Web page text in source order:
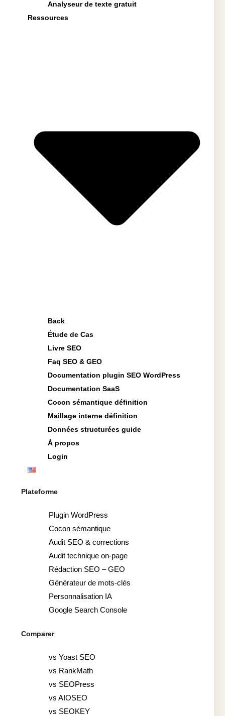
Analyseur de texte gratuit
Ressources
Back
Étude de Cas
Livre SEO
Faq SEO & GEO
Documentation plugin SEO WordPress
Documentation SaaS
Cocon sémantique définition
Maillage interne définition
Données structurées guide
À propos
Login
Plateforme
Plugin WordPress
Cocon sémantique
Audit SEO & corrections
Audit technique on-page
Rédaction SEO – GEO
Générateur de mots-clés
Personnalisation IA
Google Search Console
Comparer
vs Yoast SEO
vs RankMath
vs SEOPress
vs AIOSEO
vs SEOKEY